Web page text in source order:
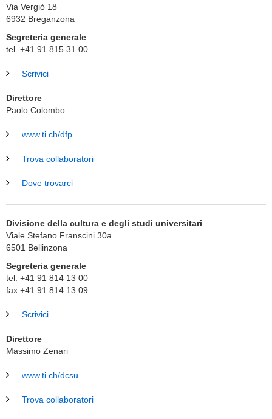
Via Vergiò 18
6932 Breganzona
Segreteria generale
tel. +41 91 815 31 00
Scrivici
Direttore
Paolo Colombo
www.ti.ch/dfp
Trova collaboratori
Dove trovarci
Divisione della cultura e degli studi universitari
Viale Stefano Franscini 30a
6501 Bellinzona
Segreteria generale
tel. +41 91 814 13 00
fax +41 91 814 13 09
Scrivici
Direttore
Massimo Zenari
www.ti.ch/dcsu
Trova collaboratori